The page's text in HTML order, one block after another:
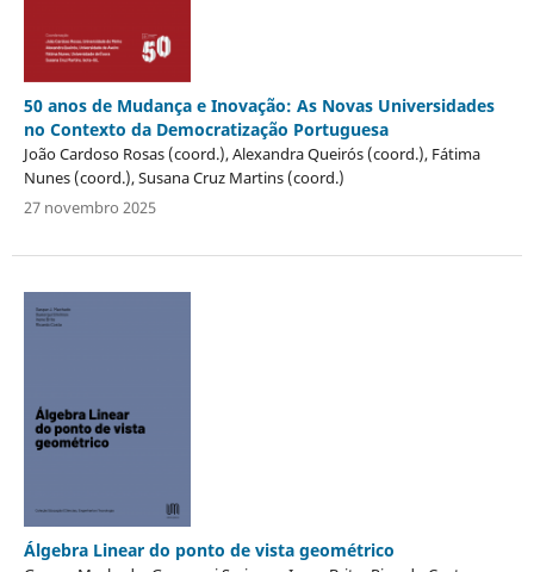
50 anos de Mudança e Inovação: As Novas Universidades
no Contexto da Democratização Portuguesa
João Cardoso Rosas (coord.), Alexandra Queirós (coord.), Fátima
Nunes (coord.), Susana Cruz Martins (coord.)
27 novembro 2025
Álgebra Linear do ponto de vista geométrico